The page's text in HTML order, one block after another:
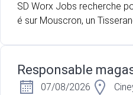
SD Worx Jobs recherche
é sur Mouscron, un
Responsable
07/08/2026